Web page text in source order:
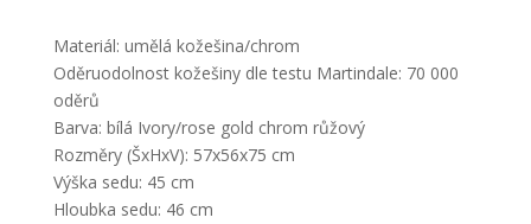
Materiál: umělá kožešina/chrom
Oděruodolnost kožešiny dle testu Martindale: 70 000
oděrů
Barva: bílá Ivory/rose gold chrom růžový
Rozměry (ŠxHxV): 57x56x75 cm
Výška sedu: 45 cm
Hloubka sedu: 46 cm